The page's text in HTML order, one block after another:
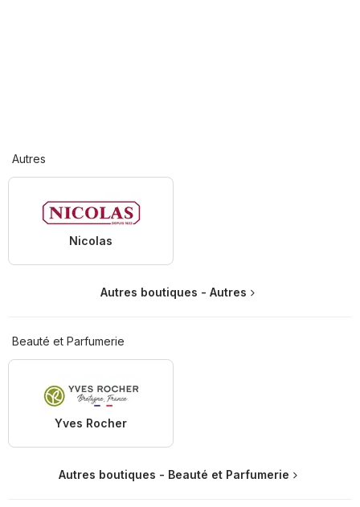
Autres
Nicolas
Autres boutiques - Autres
Beauté et Parfumerie
Yves Rocher
Autres boutiques - Beauté et Parfumerie